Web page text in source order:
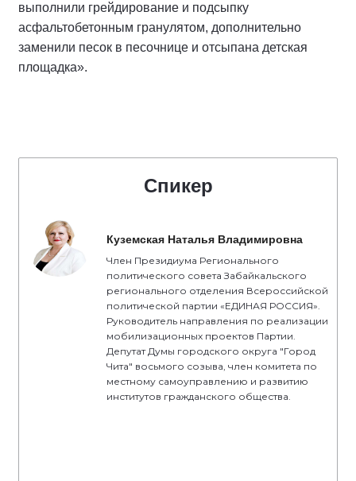
выполнили грейдирование и подсыпку
асфальтобетонным гранулятом, дополнительно
заменили песок в песочнице и отсыпана детская
площадка».
Спикер
Куземская Наталья Владимировна
Член Президиума Регионального
политического совета Забайкальского
регионального отделения Всероссийской
политической партии «ЕДИНАЯ РОССИЯ».
Руководитель направления по реализации
мобилизационных проектов Партии.
Депутат Думы городского округа "Город
Чита" восьмого созыва, член комитета по
местному самоуправлению и развитию
институтов гражданского общества.